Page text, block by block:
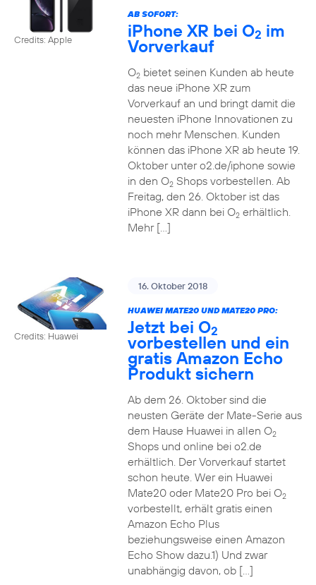
Credits: Apple
AB SOFORT:
iPhone XR bei O2 im
Vorverkauf
O2bietet seinen Kunden ab heute
das neue iPhone XR zum
Vorverkauf an und bringt damit die
neuesten iPhone Innovationen zu
noch mehr Menschen. Kunden
können das iPhone XR ab heute 19.
Oktober unter o2.de/iphone sowie
in den O2Shops vorbestellen. Ab
Freitag, den 26. Oktober ist das
iPhone XR dann bei O2erhältlich.
Mehr […]
Credits: Huawei
16. Oktober 2018
HUAWEI MATE20 UND MATE20 PRO:
Jetzt bei O2
vorbestellen und ein
gratis Amazon Echo
Produkt sichern
Ab dem 26. Oktober sind die
neusten Geräte der Mate-Serie aus
dem Hause Huawei in allen O2
Shops und online bei o2.de
erhältlich. Der Vorverkauf startet
schon heute. Wer ein Huawei
Mate20 oder Mate20 Pro bei O2
vorbestellt, erhält gratis einen
Amazon Echo Plus
beziehungsweise einen Amazon
Echo Show dazu.1) Und zwar
unabhängig davon, ob […]